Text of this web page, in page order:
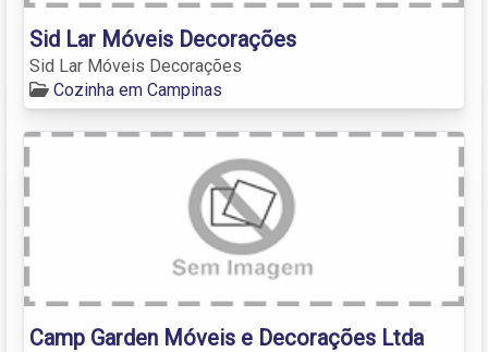
Sid Lar Móveis Decorações
Sid Lar Móveis Decorações
Cozinha em Campinas
Camp Garden Móveis e Decorações Ltda